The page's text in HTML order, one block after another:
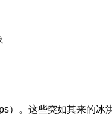
）。这些突如其来的冰